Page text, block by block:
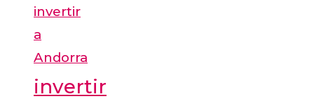
invertir
a
Andorra
invertir